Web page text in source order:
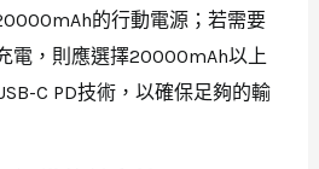
的行動電源；若需要
電，則應選擇20000mAh以上
C PD技術，以確保足夠的輸